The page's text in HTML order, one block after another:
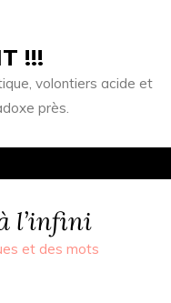
!!!
volontiers acide et
près.
l’infini
et des mots